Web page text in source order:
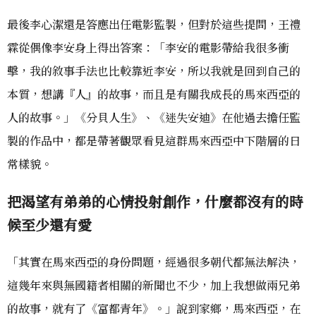
最後李心潔還是答應出任電影監製，但對於這些提問，王禮
霖從偶像李安身上得出答案：「李安的電影帶給我很多衝
擊，我的敘事手法也比較靠近李安，所以我就是回到自己的
本質，想講『人』的故事，而且是有關我成長的馬來西亞的
人的故事。」《分貝人生》、《迷失安迪》在他過去擔任監
製的作品中，都是帶著觀眾看見這群馬來西亞中下階層的日
常樣貌。
把渴望有弟弟的心情投射創作，什麼都沒有的時
候至少還有愛
「其實在馬來西亞的身份問題，經過很多朝代都無法解決，
這幾年來與無國籍者相關的新聞也不少，加上我想做兩兄弟
的故事，就有了《富都青年》。」說到家鄉，馬來西亞，在